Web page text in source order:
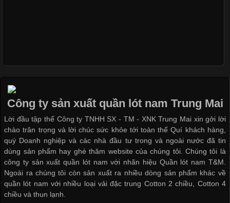
thoải mái khi mặc. Từ áo thun, đồ thể thao cho đến đồ lót nam,
vải thun luôn đóng vai trò quan trọng trong quá trình sản xuất.
Hiện nay, nhu cầu tìm kiếm quần lót nam giá
Xu Hướng Form Áo Thun Phổ Biến Trong Ngành May Mặc
Cập nhật 2026-05-09 15:58:23
Những mẩu quần lót nam
thông dụng hiện nay
Bộ sưu tập quần lót nam Boxer
TpHCM
Công ty sản xuất quần lót nam Trung Mai
Lời đầu tập thể Công ty TNHH SX - TM - XNK Trung Mai xin gởi lời
chào trân trọng và lời chúc sức khỏe tới toàn thể Quí khách hàng,
quý Doanh nghiệp và các nhà đầu tư trong và ngoài nước đã tin
dùng sản phẩm hay ghé thăm website của chúng tôi. Chúng tôi là
công ty sản xuất quần lót nam với nhãn hiệu Quần lót nam T&M.
Ngoài ra chúng tôi còn sản xuất ra nhiều dòng sản phẩm khác về
quần lót nam với nhiều loại vải đặc trung Cotton 2 chiều, Cotton 4
chiều và thun lạnh.